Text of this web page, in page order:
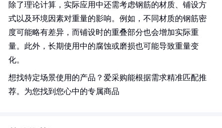
除了理论计算，实际应用中还需考虑钢筋的材质、铺设方
式以及环境因素对重量的影响。例如，不同材质的钢筋密
度可能略有差异，而铺设时的重叠部分也会增加实际重
量。此外，长期使用中的腐蚀或磨损也可能导致重量变
化。
想找特定场景使用的产品？爱采购能根据需求精准匹配推
荐。为您找到您心中的专属商品